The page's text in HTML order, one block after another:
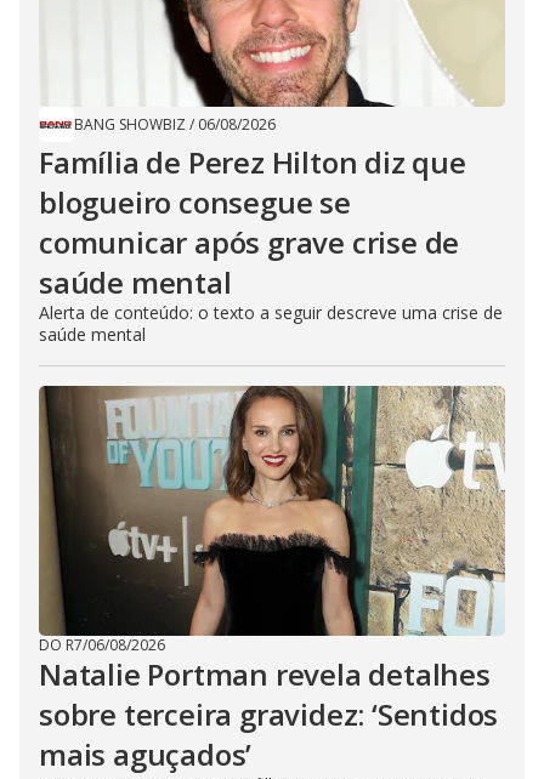
BANG SHOWBIZ / 06/08/2026
Família de Perez Hilton diz que
blogueiro consegue se
comunicar após grave crise de
saúde mental
Alerta de conteúdo: o texto a seguir descreve uma crise de
saúde mental
DO R7/06/08/2026
Natalie Portman revela detalhes
sobre terceira gravidez: ‘Sentidos
mais aguçados’